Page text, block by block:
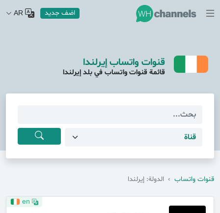
اضف جديد
قنوات واتساب إيرلندا
قائمة قنوات واتساب في بلد إيرلندا
قنوات واتساب › الدولة: إيرلندا